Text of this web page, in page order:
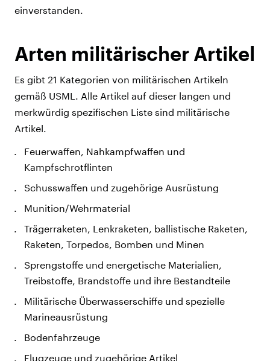
einverstanden.
Arten militärischer Artikel
Es gibt 21 Kategorien von militärischen Artikeln
gemäß USML. Alle Artikel auf dieser langen und
merkwürdig spezifischen Liste sind militärische
Artikel.
Feuerwaffen, Nahkampfwaffen und
Kampfschrotflinten
Schusswaffen und zugehörige Ausrüstung
Munition/Wehrmaterial
Trägerraketen, Lenkraketen, ballistische Raketen,
Raketen, Torpedos, Bomben und Minen
Sprengstoffe und energetische Materialien,
Treibstoffe, Brandstoffe und ihre Bestandteile
Militärische Überwasserschiffe und spezielle
Marineausrüstung
Bodenfahrzeuge
Flugzeuge und zugehörige Artikel